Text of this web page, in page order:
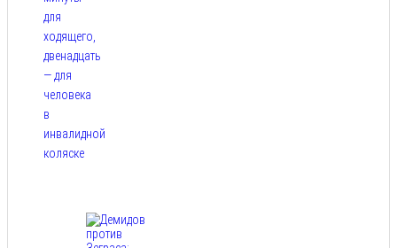
для
ходящего,
двенадцать
— для
человека
в
инвалидной
коляске